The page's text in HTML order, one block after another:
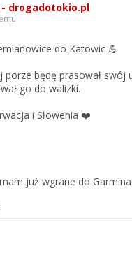
drogadotokio.pl
do Katowic 💪
porze będę prasował swój
go do walizki.
i Słowenia ❤️
już wgrane do